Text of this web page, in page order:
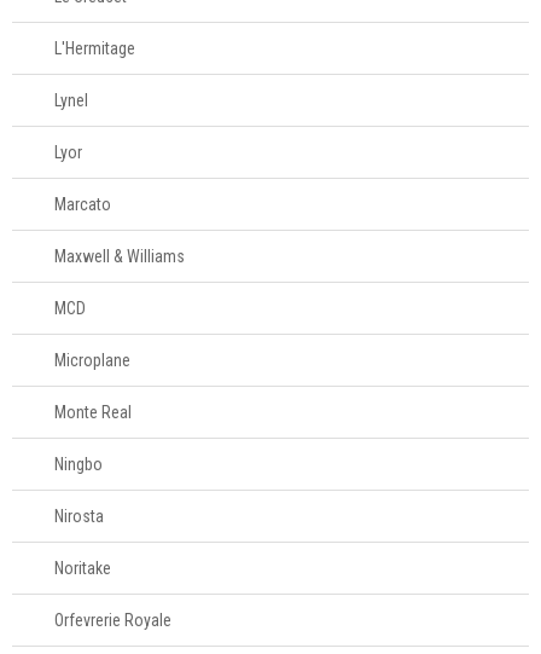
Televendas
61
996588122
L'Hermitage
Lynel
Lyor
Marcato
Maxwell & Williams
MCD
Microplane
Monte Real
Ningbo
Nirosta
Noritake
Orfevrerie Royale